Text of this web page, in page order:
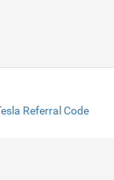
Referral Code